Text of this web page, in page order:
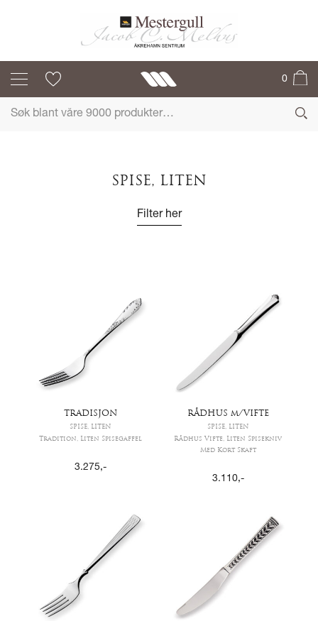
0
SPISE, LITEN
Filter her
TRADISJON
SPISE, LITEN
Tradition, Liten Spisegaffel
3.275,-
RÅDHUS m/VIFTE
SPISE, LITEN
Rådhus Vifte, Liten Spisekniv
Med Kort Skaft
3.110,-